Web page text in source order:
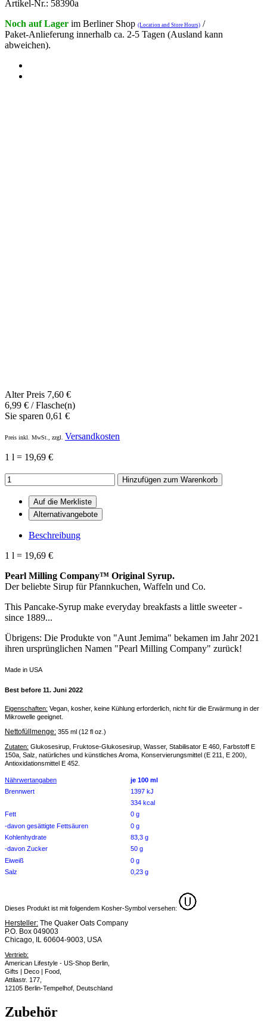
Artikel-Nr.: 58390a
Noch auf Lager im Berliner Shop (Location and Store Hours) /
Paket-Anlieferung innerhalb ca. 2-5 Tagen (Ausland kann
abweichen).
Alter Preis 7,60 €
6,99 € / Flasche(n)
Sie sparen 0,61 €
Preis inkl. MwSt., zzgl. Versandkosten
1 l = 19,69 €
Hinzufügen zum Warenkorb
Beschreibung
1 l = 19,69 €
Pearl Milling Company™ Original Syrup.
Der beliebte Sirup für Pfannkuchen, Waffeln und Co.
This Pancake-Syrup make everyday breakfasts a little sweeter -
since 1889...
Übrigens: Die Produkte von "Aunt Jemima" bekamen im Jahr 2021
ihren ursprünglichen Namen "Pearl Milling Company" zurück!
Made in USA
Best before 11. Juni 2022
Eigenschaften: Vegan, kosher, keine Kühlung erforderlich, nicht für die Erwärmung in der
Mikrowelle geeignet.
Nettofüllmenge: 355 ml (12 fl oz.)
Zutaten: Glukosesirup, Fruktose-Glukosesirup, Wasser, Stabilisator E 460, Farbstoff E
150a, Salz, natürliches und künstliches Aroma, Konservierungsmittel (E 211, E 200),
Antioxidationsmittel E 452.
Nährwertangaben
je 100 ml
Brennwert
1397 kJ
334 kcal
Fett
0 g
-davon gesättigte Fettsäuren
0 g
Kohlenhydrate
83,3 g
-davon Zucker
50 g
Eiweiß
0 g
Salz
0,23 g
Dieses Produkt ist mit folgendem Kosher-Symbol versehen:
Hersteller: The Quaker Oats Company
P.O. Box 049003
Chicago, IL 60604-9003, USA
Vertrieb:
American Lifestyle - US-Shop Berlin,
Gifts | Deco | Food,
Attilastr. 177,
12105 Berlin-Tempelhof, Deutschland
Zubehör